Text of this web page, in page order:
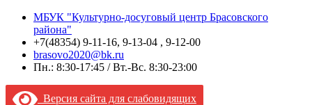
МБУК "Культурно-досуговый центр Брасовского
района"
+7(48354) 9-11-16, 9-13-04 , 9-12-00
brasovo2020@bk.ru
Пн.: 8:30-17:45 / Вт.-Вс. 8:30-23:00
Версия сайта для слабовидящих